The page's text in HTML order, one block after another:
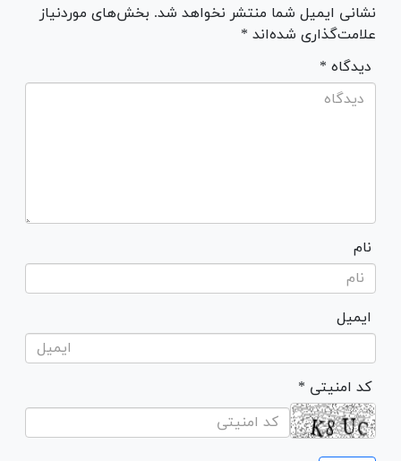
نشانی ایمیل شما منتشر نخواهد شد. بخش‌های موردنیاز
علامت‌گذاری شده‌اند *
* دیدگاه
نام
ایمیل
* کد امنیتی